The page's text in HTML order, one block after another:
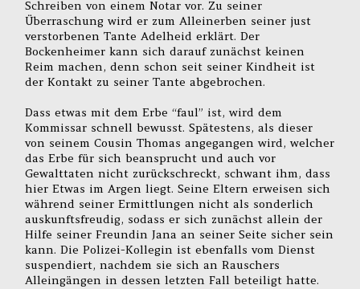
Schreiben von einem Notar vor. Zu seiner
Überraschung wird er zum Alleinerben seiner just
verstorbenen Tante Adelheid erklärt. Der
Bockenheimer kann sich darauf zunächst keinen
Reim machen, denn schon seit seiner Kindheit ist
der Kontakt zu seiner Tante abgebrochen.
Dass etwas mit dem Erbe “faul” ist, wird dem
Kommissar schnell bewusst. Spätestens, als dieser
von seinem Cousin Thomas angegangen wird, welcher
das Erbe für sich beansprucht und auch vor
Gewalttaten nicht zurückschreckt, schwant ihm, dass
hier Etwas im Argen liegt. Seine Eltern erweisen sich
während seiner Ermittlungen nicht als sonderlich
auskunftsfreudig, sodass er sich zunächst allein der
Hilfe seiner Freundin Jana an seiner Seite sicher sein
kann. Die Polizei-Kollegin ist ebenfalls vom Dienst
suspendiert, nachdem sie sich an Rauschers
Alleingängen in dessen letzten Fall beteiligt hatte.